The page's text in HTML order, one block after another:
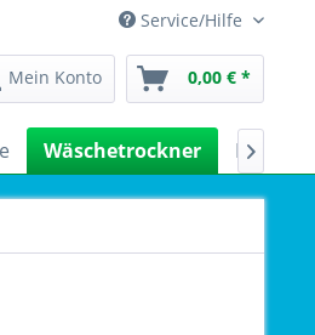
Service/Hilfe
Mein Konto 0,00 € *
Wäschetrockner 